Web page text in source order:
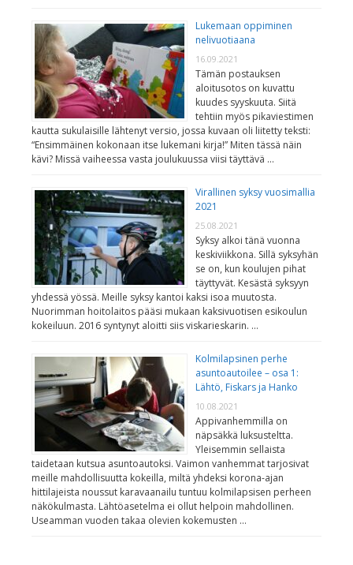
Lukemaan oppiminen
nelivuotiaana
16.09.2021
Tämän postauksen
aloitusotos on kuvattu
kuudes syyskuuta. Siitä
tehtiin myös pikaviestimen
kautta sukulaisille lähtenyt versio, jossa kuvaan oli liitetty teksti:
“Ensimmäinen kokonaan itse lukemani kirja!” Miten tässä näin
kävi? Missä vaiheessa vasta joulukuussa viisi täyttävä …
Virallinen syksy vuosimallia
2021
25.08.2021
Syksy alkoi tänä vuonna
keskiviikkona. Sillä syksyhän
se on, kun koulujen pihat
täyttyvät. Kesästä syksyyn
yhdessä yössä. Meille syksy kantoi kaksi isoa muutosta.
Nuorimman hoitolaitos pääsi mukaan kaksivuotisen esikoulun
kokeiluun. 2016 syntynyt aloitti siis viskarieskarin. …
Kolmilapsinen perhe
asuntoautoilee – osa 1:
Lähtö, Fiskars ja Hanko
10.08.2021
Appivanhemmilla on
näpsäkkä luksusteltta.
Yleisemmin sellaista
taidetaan kutsua asuntoautoksi. Vaimon vanhemmat tarjosivat
meille mahdollisuutta kokeilla, miltä yhdeksi korona-ajan
hittilajeista noussut karavaanailu tuntuu kolmilapsisen perheen
näkökulmasta. Lähtöasetelma ei ollut helpoin mahdollinen.
Useamman vuoden takaa olevien kokemusten …